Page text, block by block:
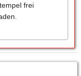
frei